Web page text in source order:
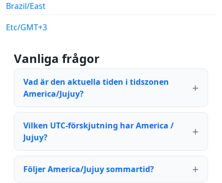
Brazil/East
Etc/GMT+3
Vanliga frågor
Vad är den aktuella tiden i tidszonen
America/Jujuy?
Vilken UTC-förskjutning har America /
Jujuy?
Följer America/Jujuy sommartid?